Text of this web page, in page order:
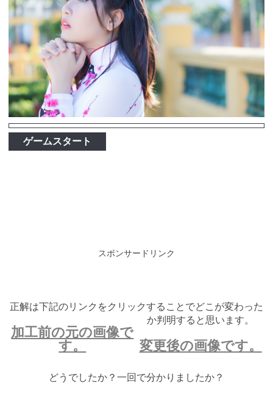
ゲームスタート
スポンサードリンク
正解は下記のリンクをクリックすることでどこが変わった
か判明すると思います。
加工前の元の画像で
す。
変更後の画像です。
どうでしたか？一回で分かりましたか？